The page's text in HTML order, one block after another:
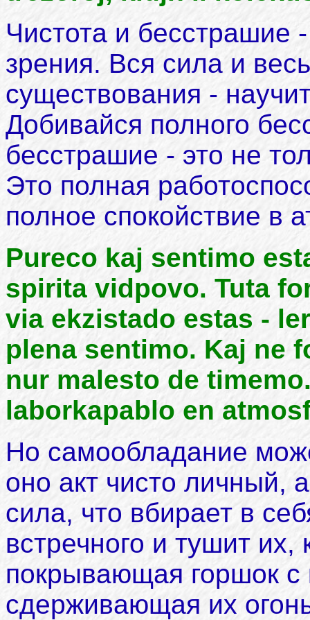
Чистота и бесстрашие
зрения. Вся сила и
существования -
Добивайся полного
бесстрашие - это не
Это полная
полное спокойствие в
Pureco kaj sentimo
spirita vidpovo. Tuta
via ekzistado estas -
plena sentimo. Kaj ne
nur malesto de
laborkapablo en
Но самообладание
оно акт чисто личный,
сила, что вбирает в
встречного и тушит их,
покрывающая горшок с
сдерживающая их